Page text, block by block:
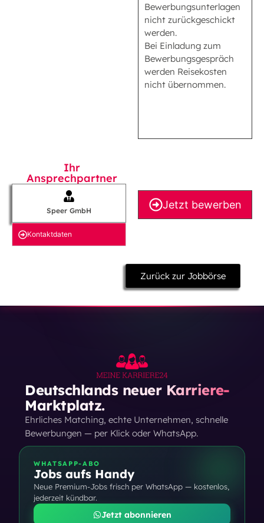
Bewerbungsunterlagen
nicht zurückgeschickt
werden.
Bei Einladung zum
Bewerbungsgespräch
werden Reisekosten
nicht übernommen.
Ihr
Ansprechpartner
Speer GmbH
Kontakt­daten
Jetzt bewerben
Zurück zur Jobbörse
Deutschlands neuer Karriere-
Marktplatz.
Ehrliches Matching, echte Unternehmen, schnelle
Bewerbungen — per Klick oder WhatsApp.
WHATSAPP-ABO
Jobs aufs Handy
Neue Premium-Jobs frisch per WhatsApp — kostenlos,
jederzeit kündbar.
Jetzt abonnieren